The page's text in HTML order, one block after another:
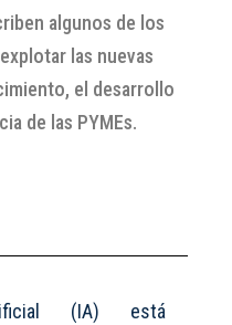
algunos de los
las nuevas
el desarrollo
de las PYMEs.
(IA) está